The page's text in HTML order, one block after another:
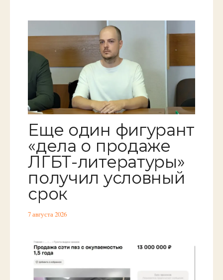
Еще один фигурант
«дела о продаже
ЛГБТ-литературы»
получил условный
срок
7 августа 2026